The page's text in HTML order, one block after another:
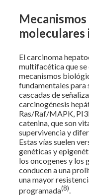
El carcinoma
multifacética que se
mecanismos
fundamentales para
cascadas de
carcinogénesis
Ras/Raf/MAPK,
catenina, que son
supervivencia y
Estas vías suelen
genéticas y
los oncogenes y los
conducen a una
una mayor
programada(8).